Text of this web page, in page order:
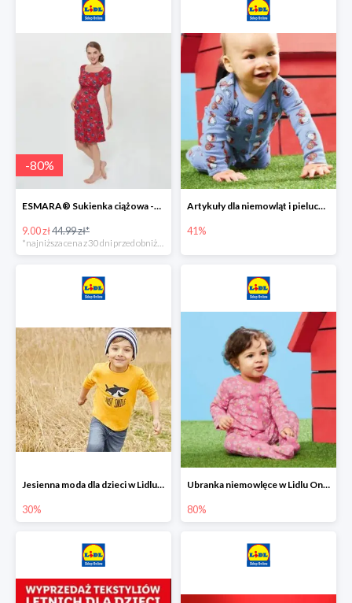
-80%
ESMARA® Sukienka ciążowa -79%
9.00 zł44.99 zł*
Artykuły dla niemowląt i pieluchy w Lidlu Online do -41%
41%
Jesienna moda dla dzieci w Lidlu Online do -30%
30%
Ubranka niemowlęce w Lidlu Online do -80%
80%